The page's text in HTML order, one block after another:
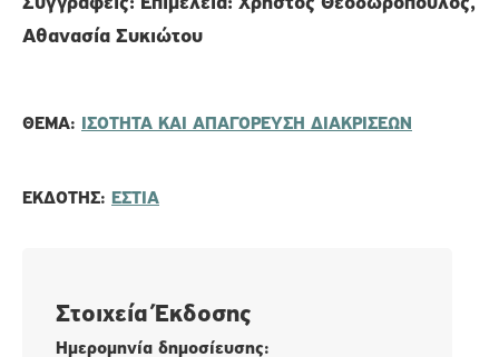
Αθανασία Συκιώτου
ΘΈΜΑ: ΙΣΟΤΗΤΑ ΚΑΙ ΑΠΑΓΟΡΕΥΣΗ ΔΙΑΚΡΙΣΕΩΝ
ΕΚΔΌΤΗΣ: ΕΣΤΊΑ
Στοιχεία Έκδοσης
Ημερομηνία δημοσίευσης: